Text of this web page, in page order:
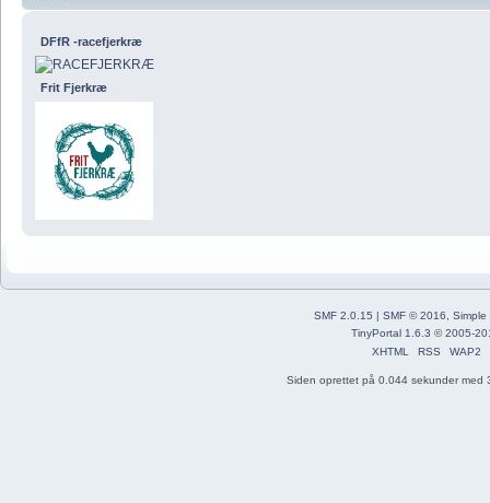
DFfR -racefjerkræ
Frit Fjerkræ
SMF 2.0.15 | SMF © 2016
Simple
TinyPortal 1.6.3 ©2005-
XHTML
RSS WAP2
Siden oprettet på 0.044 sekunder med